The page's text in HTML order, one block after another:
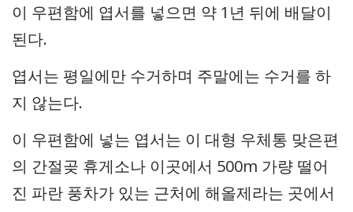
이 우편함에 엽서를 넣으면 약 1년 뒤에 배달이
된다.
엽서는 평일에만 수거하며 주말에는 수거를 하
지 않는다.
이 우편함에 넣는 엽서는 이 대형 우체통 맞은편
의 간절곶 휴게소나 이곳에서 500m 가량 떨어
진 파란 풍차가 있는 근처에 해올제라는 곳에서